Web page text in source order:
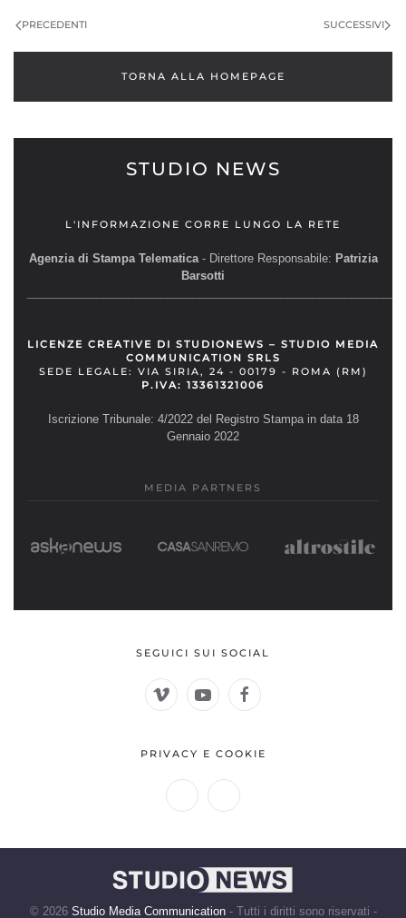
PRECEDENTI SUCCESSIVI
TORNA ALLA HOMEPAGE
STUDIO NEWS
L'INFORMAZIONE CORRE LUNGO LA RETE
Agenzia di Stampa Telematica- Direttore Responsabile: Patrizia
Barsotti
LICENZE CREATIVE DI STUDIONEWS – STUDIO MEDIA
COMMUNICATION SRLS
SEDE LEGALE: VIA SIRIA, 24 - 00179 - ROMA (RM)
P.IVA: 13361321006
Iscrizione Tribunale: 4/2022 del Registro Stampa in data 18
Gennaio 2022
MEDIA PARTNERS
SEGUICI SUI SOCIAL
PRIVACY E COOKIE
© 2026 Studio Media Communication- Tutti i diritti sono riservati -